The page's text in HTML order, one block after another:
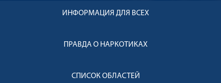
ИНФОРМАЦИЯ ДЛЯ ВСЕХ
ПРАВДА О НАРКОТИКАХ
СПИСОК ОБЛАСТЕЙ